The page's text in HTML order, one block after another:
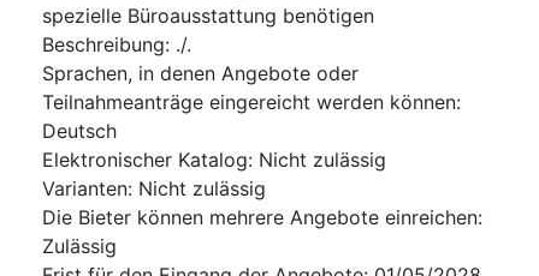
spezielle Büroausstattung benötigen
Beschreibung: ./.
Sprachen, in denen Angebote oder
Teilnahmeanträge eingereicht werden können:
Deutsch
Elektronischer Katalog: Nicht zulässig
Varianten: Nicht zulässig
Die Bieter können mehrere Angebote einreichen:
Zulässig